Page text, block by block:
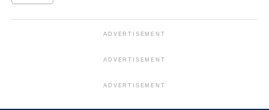
ADVERTISEMENT
ADVERTISEMENT
ADVERTISEMENT